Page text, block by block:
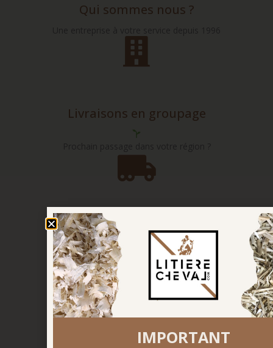
Qui sommes nous ?
Livraisons en groupage
Nos engagements
pour l’environnement
Paiement sécurisé
IMPORTANT